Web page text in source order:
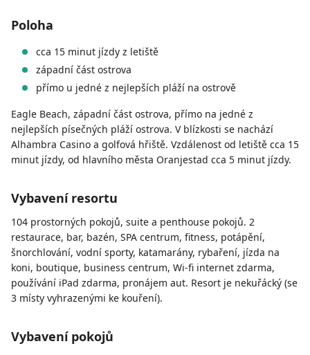
Poloha
cca 15 minut jízdy z letiště
západní část ostrova
přímo u jedné z nejlepších pláží na ostrově
Eagle Beach, západní část ostrova, přímo na jedné z
nejlepších písečných pláží ostrova. V blízkosti se nachází
Alhambra Casino a golfová hřiště. Vzdálenost od letiště cca 15
minut jízdy, od hlavního města Oranjestad cca 5 minut jízdy.
Vybavení resortu
104 prostorných pokojů, suite a penthouse pokojů. 2
restaurace, bar, bazén, SPA centrum, fitness, potápění,
šnorchlování, vodní sporty, katamarány, rybaření, jízda na
koni, boutique, business centrum, Wi-fi internet zdarma,
používání iPad zdarma, pronájem aut. Resort je nekuřácký (se
3 místy vyhrazenými ke kouření).
Vybavení pokojů